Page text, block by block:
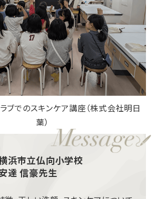
ブでのスキンケア講座（株式会社明日
葉）
浜市立仏向小学校
達 信豪先生